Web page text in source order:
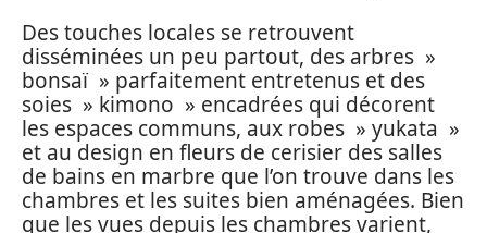
Des touches locales se retrouvent
disséminées un peu partout, des arbres »
bonsaï » parfaitement entretenus et des
soies » kimono » encadrées qui décorent
les espaces communs, aux robes » yukata »
et au design en fleurs de cerisier des salles
de bains en marbre que l’on trouve dans les
chambres et les suites bien aménagées. Bien
que les vues depuis les chambres varient,